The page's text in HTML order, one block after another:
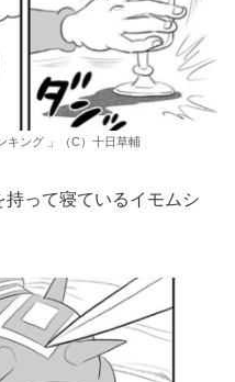
キング 」（C）十日草輔
って寝ているイモムシ